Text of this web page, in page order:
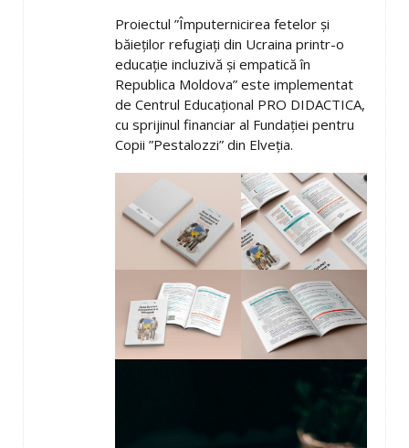
Proiectul ”Împuternicirea fetelor și
băieților refugiați din Ucraina printr-o
educație incluzivă și empatică în
Republica Moldova” este implementat
de Centrul Educațional PRO DIDACTICA,
cu sprijinul financiar al Fundației pentru
Copii ”Pestalozzi” din Elveția.